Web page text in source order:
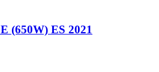
(650W) ES 2021